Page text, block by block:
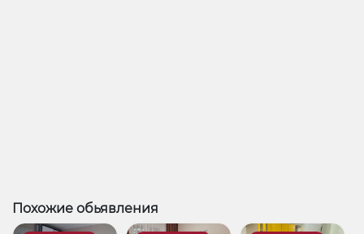
Похожие обьявления